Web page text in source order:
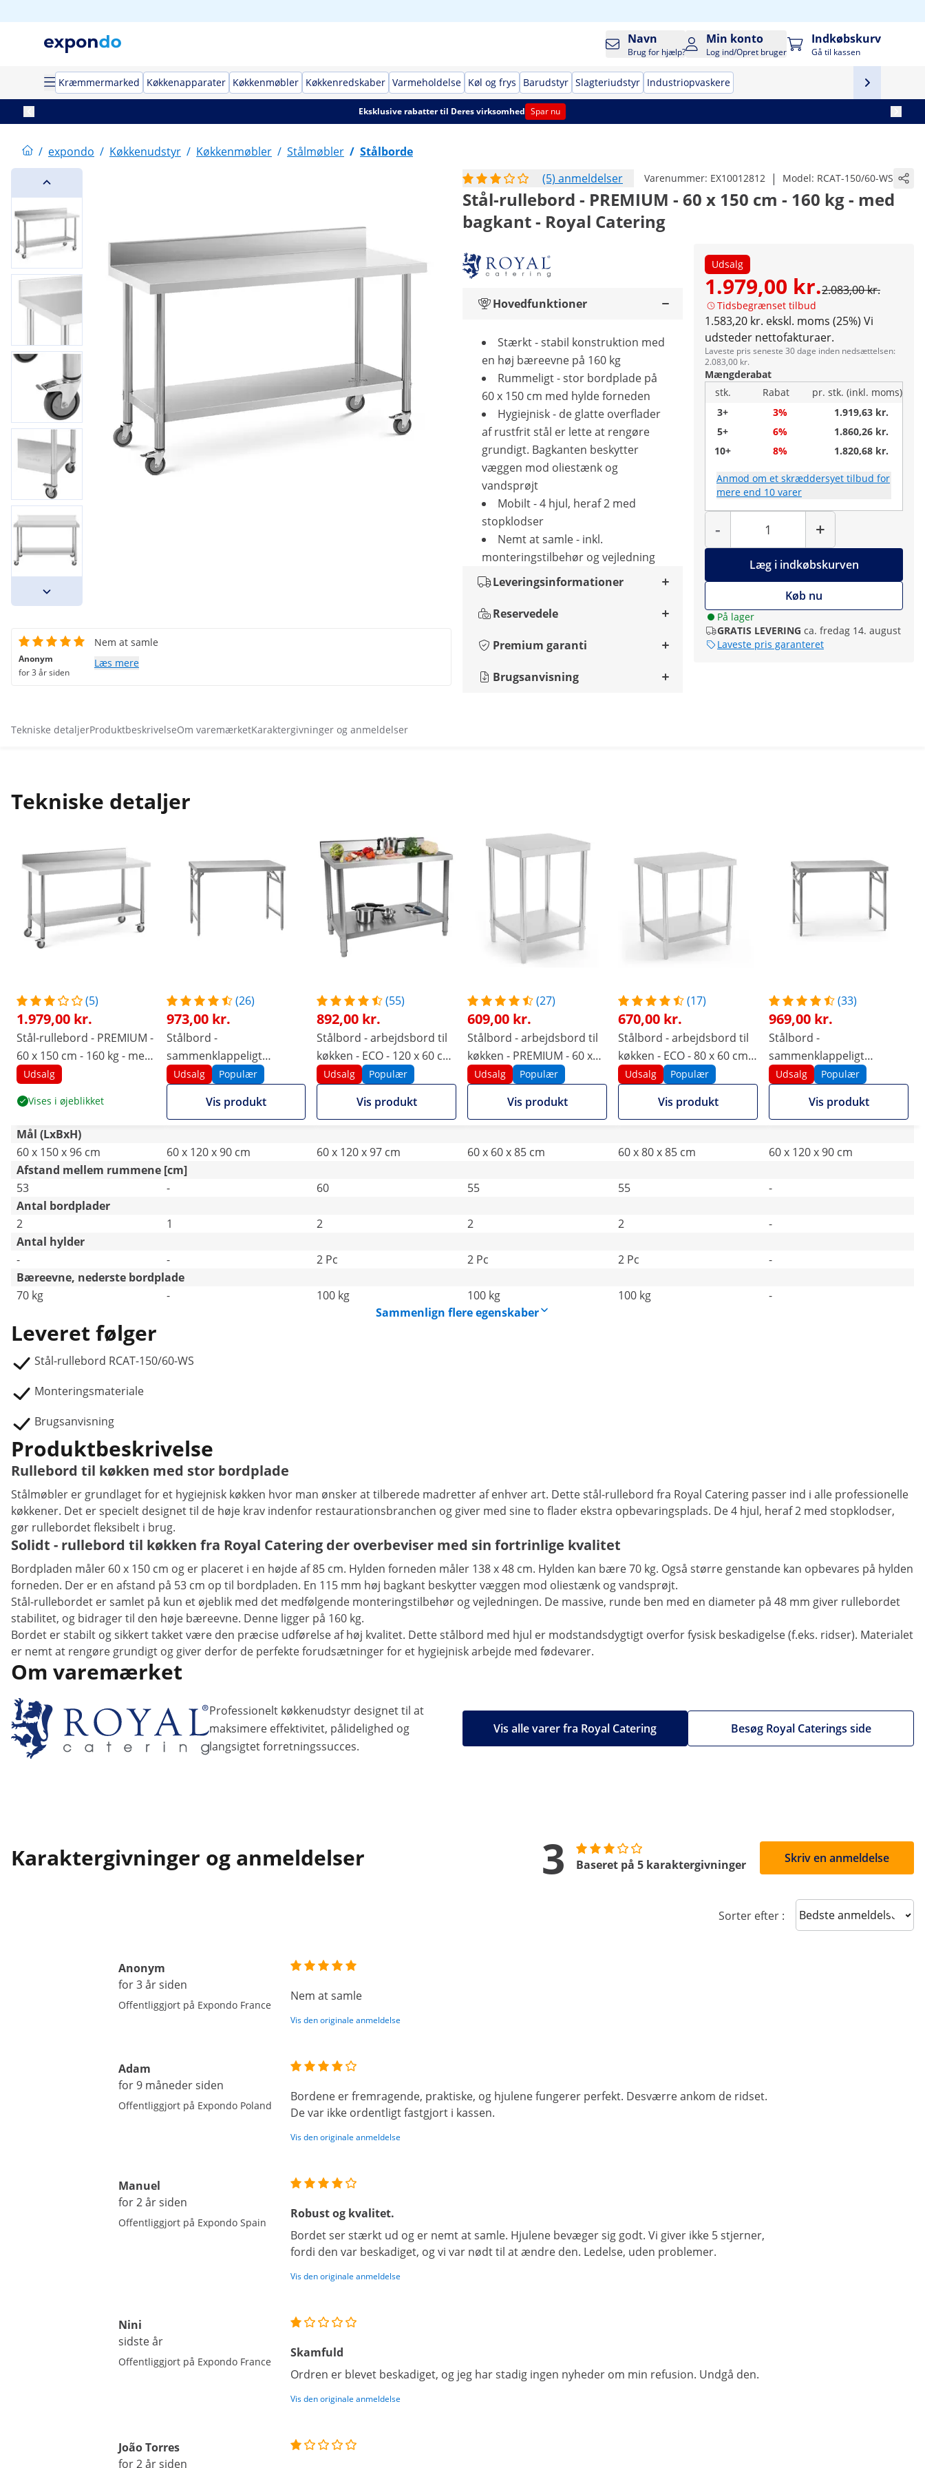
Navn
Brug for hjælp?
Min konto
Log ind/Opret bruger
Indkøbskurv
Gå til kassen
Kræmmermarked Køkkenapparater Køkkenmøbler Køkkenredskaber Varmeholdelse Køl og frys Barudstyr Slagteriudstyr Industriopvaskere
Eksklusive rabatter til Deres virksomhed Spar nu
/ expondo / Køkkenudstyr / Køkkenmøbler / Stålmøbler / Stålborde
(5) anmeldelser
Varenummer: EX10012812 | Model: RCAT-150/60-WS
Stål-rullebord - PREMIUM - 60 x 150 cm - 160 kg - med
bagkant - Royal Catering
Udsalg
1.979,00 kr.2.083,00 kr.
Tidsbegrænset tilbud
1.583,20 kr. ekskl. moms (25%) Vi
udsteder nettofakturaer.
Laveste pris seneste 30 dage inden nedsættelsen:
2.083,00 kr.
Mængderabat
stk.
Rabat
pr. stk. (inkl. moms)
3+
3%
1.919,63 kr.
5+
6%
1.860,26 kr.
10+
8% 1.820,68 kr.
Anmod om et skræddersyet tilbud for
mere end 10 varer
-
Antal
+
Læg i indkøbskurven
Køb nu
På lager
GRATIS LEVERING ca. fredag 14. august
Laveste pris garanteret
Hovedfunktioner
Stærkt - stabil konstruktion med
en høj bæreevne på 160 kg
Rummeligt - stor bordplade på
60 x 150 cm med hylde forneden
Hygiejnisk - de glatte overflader
af rustfrit stål er lette at rengøre
grundigt. Bagkanten beskytter
væggen mod oliestænk og
vandsprøjt
Mobilt - 4 hjul, heraf 2 med
stopklodser
Nemt at samle - inkl.
monteringstilbehør og vejledning
Leveringsinformationer
Reservedele
Premium garanti
Brugsanvisning
Anonym
for 3 år siden
Nem at samle
Læs mere
Tekniske detaljerProduktbeskrivelseOm varemærketKaraktergivninger og anmeldelser
Tekniske detaljer
(5)
1.979,00 kr.
Stål-rullebord - PREMIUM -
60 x 150 cm - 160 kg - med
bagkant - Royal Catering
Udsalg
Vises i øjeblikket
(26)
973,00 kr.
Stålbord -
sammenklappeligt
arbejdsbord - PREMIUM -
120 x 60 cm - 210 kg -
Royal Catering
Udsalg Populær
Vis produkt
(55)
892,00 kr.
Stålbord - arbejdsbord til
køkken - ECO - 120 x 60 cm
- 250 kg - med bagkant -
Royal Catering
Udsalg Populær
Vis produkt
(27)
609,00 kr.
Stålbord - arbejdsbord til
køkken - PREMIUM - 60 x
60 cm - 250 kg - Royal
Catering
Udsalg Populær
Vis produkt
(17)
670,00 kr.
Stålbord - arbejdsbord til
køkken - ECO - 80 x 60 cm -
250 kg - Royal Catering
Udsalg Populær
Vis produkt
(33)
969,00 kr.
Stålbord -
sammenklappeligt
arbejdsbord - ECO - 60 x
120 cm - 210 kg - Royal
Catering
Udsalg Populær
Vis produkt
Mål (LxBxH)
60 x 150 x 96 cm
60 x 120 x 90 cm 60 x 120 x 97 cm 60 x 60 x 85 cm 60 x 80 x 85 cm
60 x 120 x 90 cm
Afstand mellem rummene [cm]
53
- 60 55 55
-
Antal bordplader
2
1 2 2 2
-
Antal hylder
-
- 2 Pc 2 Pc 2 Pc
-
Bæreevne, nederste bordplade
70 kg
- 100 kg 100 kg 100 kg
-
Sammenlign flere egenskaber
Leveret følger
Stål-rullebord RCAT-150/60-WS
Monteringsmateriale
Brugsanvisning
Produktbeskrivelse
Rullebord til køkken med stor bordplade
Stålmøbler er grundlaget for et hygiejnisk køkken hvor man ønsker at tilberede madretter af enhver art. Dette stål-rullebord fra Royal Catering passer ind i alle professionelle
køkkener. Det er specielt designet til de høje krav indenfor restaurationsbranchen og giver med sine to flader ekstra opbevaringsplads. De 4 hjul, heraf 2 med stopklodser,
gør rullebordet fleksibelt i brug.
Solidt - rullebord til køkken fra Royal Catering der overbeviser med sin fortrinlige kvalitet
Bordpladen måler 60 x 150 cm og er placeret i en højde af 85 cm. Hylden forneden måler 138 x 48 cm. Hylden kan bære 70 kg. Også større genstande kan opbevares på hylden
forneden. Der er en afstand på 53 cm op til bordpladen. En 115 mm høj bagkant beskytter væggen mod oliestænk og vandsprøjt.
Stål-rullebordet er samlet på kun et øjeblik med det medfølgende monteringstilbehør og vejledningen. De massive, runde ben med en diameter på 48 mm giver rullebordet
stabilitet, og bidrager til den høje bæreevne. Denne ligger på 160 kg.
Bordet er stabilt og sikkert takket være den præcise udførelse af høj kvalitet. Dette stålbord med hjul er modstandsdygtigt overfor fysisk beskadigelse (f.eks. ridser). Materialet
er nemt at rengøre grundigt og giver derfor de perfekte forudsætninger for et hygiejnisk arbejde med fødevarer.
Om varemærket
Professionelt køkkenudstyr designet til at
maksimere effektivitet, pålidelighed og
langsigtet forretningssucces.
Besøg Royal Caterings side
Vis alle varer fra Royal Catering
Karaktergivninger og anmeldelser 3 Baseret på 5 karaktergivninger Skriv en anmeldelse
Sorter efter : Sort reviews
Anonym
for 3 år siden
Offentliggjort på Expondo France
Nem at samle
Vis den originale anmeldelse
Adam
for 9 måneder siden
Offentliggjort på Expondo Poland
Bordene er fremragende, praktiske, og hjulene fungerer perfekt. Desværre ankom de ridset.
De var ikke ordentligt fastgjort i kassen.
Vis den originale anmeldelse
Manuel
for 2 år siden
Offentliggjort på Expondo Spain
Robust og kvalitet.
Bordet ser stærkt ud og er nemt at samle. Hjulene bevæger sig godt. Vi giver ikke 5 stjerner,
fordi den var beskadiget, og vi var nødt til at ændre den. Ledelse, uden problemer.
Vis den originale anmeldelse
Nini
sidste år
Offentliggjort på Expondo France
Skamfuld
Ordren er blevet beskadiget, og jeg har stadig ingen nyheder om min refusion. Undgå den.
Vis den originale anmeldelse
João Torres
for 2 år siden